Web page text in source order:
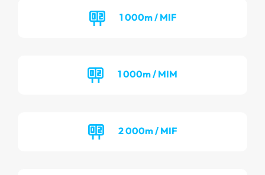
1 000m / MIF
1 000m / MIM
2 000m / MIF